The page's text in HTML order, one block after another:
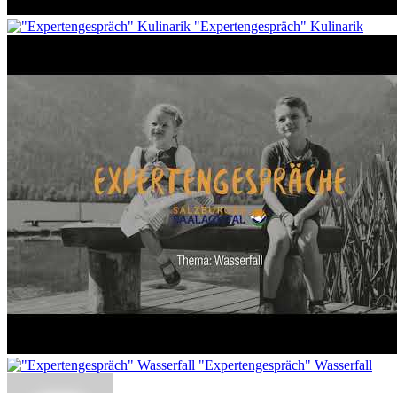
"Expertengespräch" Kulinarik
"Expertengespräch" Wasserfall